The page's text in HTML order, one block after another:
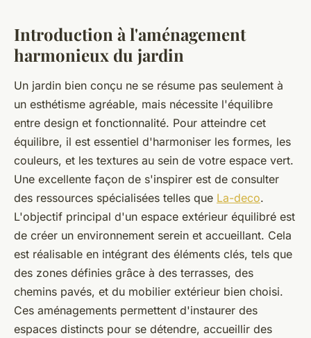
Introduction à l'aménagement
harmonieux du jardin
Un jardin bien conçu ne se résume pas seulement à
un esthétisme agréable, mais nécessite l'équilibre
entre design et fonctionnalité. Pour atteindre cet
équilibre, il est essentiel d'harmoniser les formes, les
couleurs, et les textures au sein de votre espace vert.
Une excellente façon de s'inspirer est de consulter
des ressources spécialisées telles que La-deco.
L'objectif principal d'un espace extérieur équilibré est
de créer un environnement serein et accueillant. Cela
est réalisable en intégrant des éléments clés, tels que
des zones définies grâce à des terrasses, des
chemins pavés, et du mobilier extérieur bien choisi.
Ces aménagements permettent d'instaurer des
espaces distincts pour se détendre, accueillir des